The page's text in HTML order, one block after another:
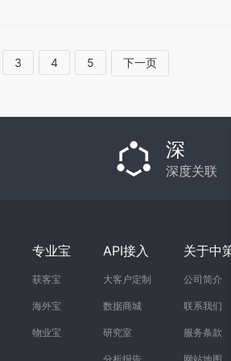
3 4 5 下一页
深
深度关联
专业宝
获客宝
海外宝
物业宝
API接入
大客户定制
数据商城
研究室
关于中
公司简介
联系我们
服务条款